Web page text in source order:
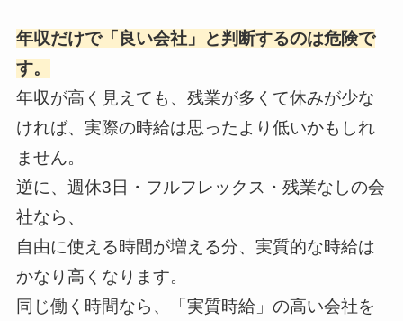
年収だけで「良い会社」と判断するのは危険で
す。
年収が高く見えても、残業が多くて休みが少な
ければ、実際の時給は思ったより低いかもしれ
ません。
逆に、週休3日・フルフレックス・残業なしの会
社なら、
自由に使える時間が増える分、実質的な時給は
かなり高くなります。
同じ働く時間なら、「実質時給」の高い会社を